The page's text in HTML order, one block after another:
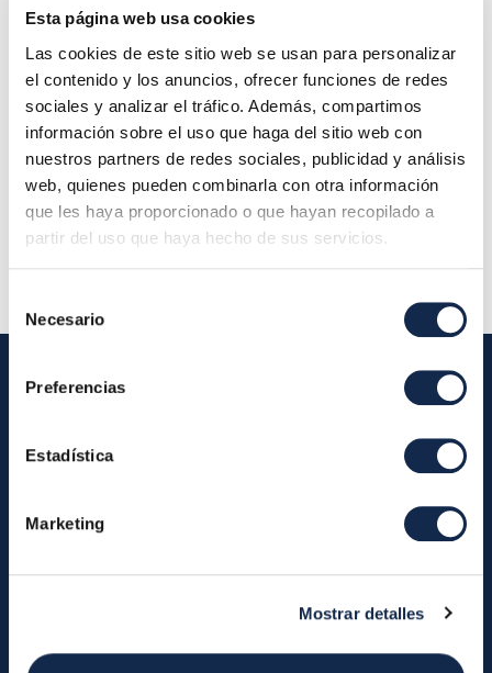
Esta página web usa cookies
Las cookies de este sitio web se usan para personalizar
el contenido y los anuncios, ofrecer funciones de redes
sociales y analizar el tráfico. Además, compartimos
información sobre el uso que haga del sitio web con
nuestros partners de redes sociales, publicidad y análisis
web, quienes pueden combinarla con otra información
que les haya proporcionado o que hayan recopilado a
partir del uso que haya hecho de sus servicios.
Necesario
Preferencias
Estadística
Marketing
Mostrar detalles
Asunto:Reunión Ordinaria del Comité Técnico
Asesor del SDA
Inicio de la reunión:23/02/2022 11:00
Final de la reunión:14/02/2022 13:30
Localización:
Descripción:
Iberpay
About us
RTP